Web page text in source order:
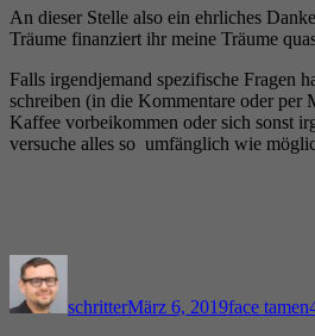
An dieser Stelle also ein ehrliches
Träume finanziert ihr meine Träume
Falls irgendjemand spezifische Fragen
schreiben (in die Kommentare oder per
Kaffee vorbeikommen oder sich sonst
versuche alles so umfänglich wie
schritterMärz 6, 2019face tamen